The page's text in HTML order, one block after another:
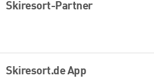
Skiresort-Partner
Skiresort.de App